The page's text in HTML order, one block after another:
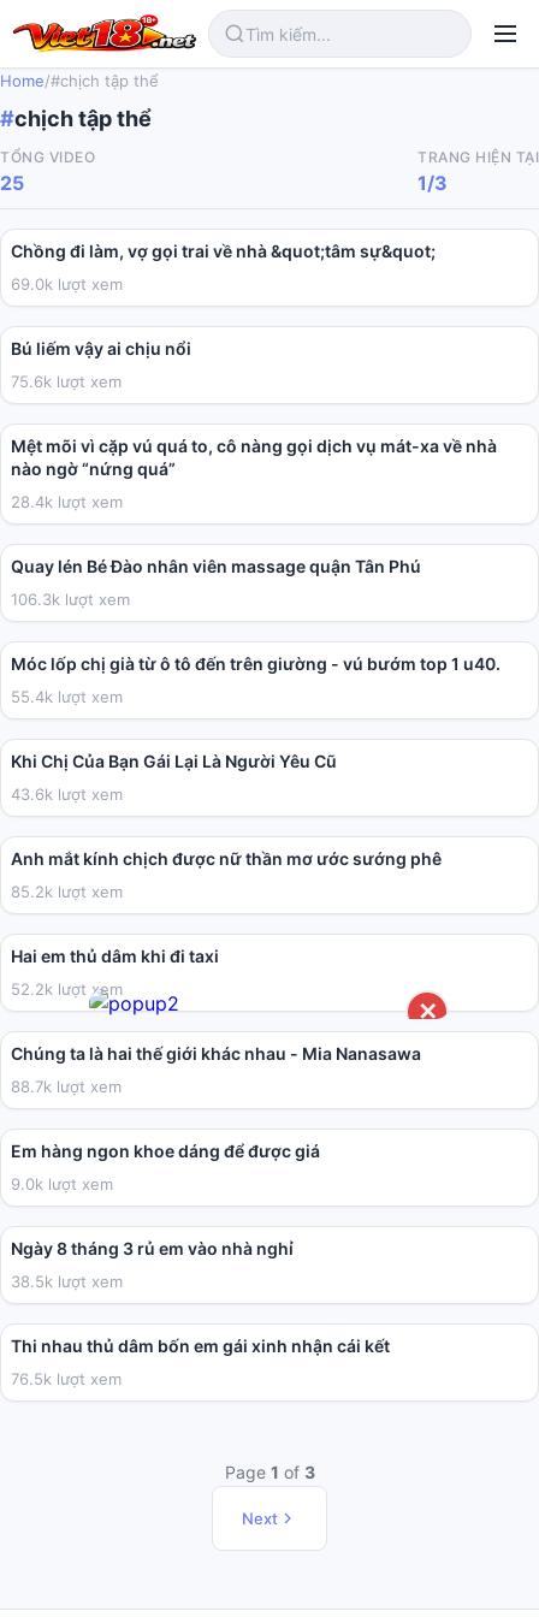
Home/#chịch tập thể
#chịch tập thể
TỔNG VIDEO
25
TRANG HIỆN TẠI
1/3
Chồng đi làm, vợ gọi trai về nhà &quot;tâm sự&quot;
69.0k lượt xem
00:58
Bú liếm vậy ai chịu nổi
75.6k lượt xem
02:27:33
Mệt mõi vì cặp vú quá to, cô nàng gọi dịch vụ mát-xa về nhà
nào ngờ “nứng quá”
28.4k lượt xem
04:11
Quay lén Bé Đào nhân viên massage quận Tân Phú
106.3k lượt xem
02:19
Móc lốp chị già từ ô tô đến trên giường - vú bướm top 1 u40.
55.4k lượt xem
02:00:42
Khi Chị Của Bạn Gái Lại Là Người Yêu Cũ
43.6k lượt xem
14:30
Anh mắt kính chịch được nữ thần mơ ước sướng phê
85.2k lượt xem
24:48
Hai em thủ dâm khi đi taxi
52.2k lượt xem
02:22:20
Chúng ta là hai thế giới khác nhau - Mia Nanasawa
88.7k lượt xem
01:50
Em hàng ngon khoe dáng để được giá
9.0k lượt xem
03:41
Ngày 8 tháng 3 rủ em vào nhà nghỉ
38.5k lượt xem
10:00
Thi nhau thủ dâm bốn em gái xinh nhận cái kết
76.5k lượt xem
Page 1 of 3
Next
✕